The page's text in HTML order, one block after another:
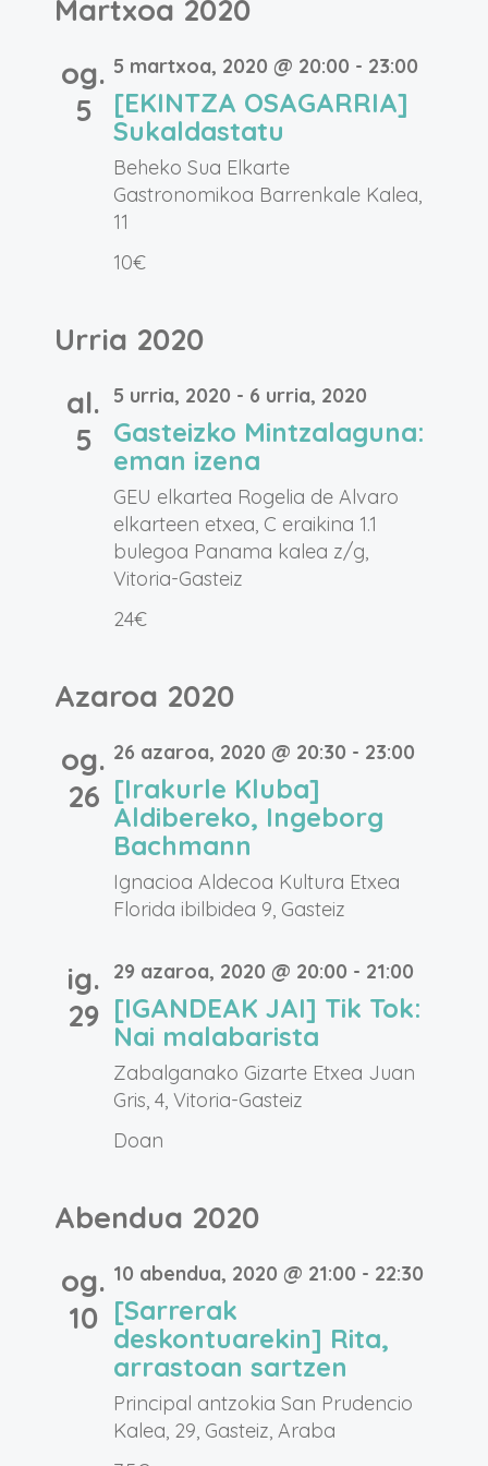
Martxoa 2020
og.
5
5 martxoa, 2020 @ 20:00 - 23:00
[EKINTZA OSAGARRIA]
Sukaldastatu
Beheko Sua Elkarte
Gastronomikoa Barrenkale Kalea,
11
10€
Urria 2020
al.
5
5 urria, 2020 - 6 urria, 2020
Gasteizko Mintzalaguna:
eman izena
GEU elkartea Rogelia de Alvaro
elkarteen etxea, C eraikina 1.1
bulegoa Panama kalea z/g,
Vitoria-Gasteiz
24€
Azaroa 2020
og.
26
26 azaroa, 2020 @ 20:30 - 23:00
[Irakurle Kluba]
Aldibereko, Ingeborg
Bachmann
Ignacioa Aldecoa Kultura Etxea
Florida ibilbidea 9, Gasteiz
ig.
29
29 azaroa, 2020 @ 20:00 - 21:00
[IGANDEAK JAI] Tik Tok:
Nai malabarista
Zabalganako Gizarte Etxea Juan
Gris, 4, Vitoria-Gasteiz
Doan
Abendua 2020
og.
10
10 abendua, 2020 @ 21:00 - 22:30
[Sarrerak
deskontuarekin] Rita,
arrastoan sartzen
Principal antzokia San Prudencio
Kalea, 29, Gasteiz, Araba